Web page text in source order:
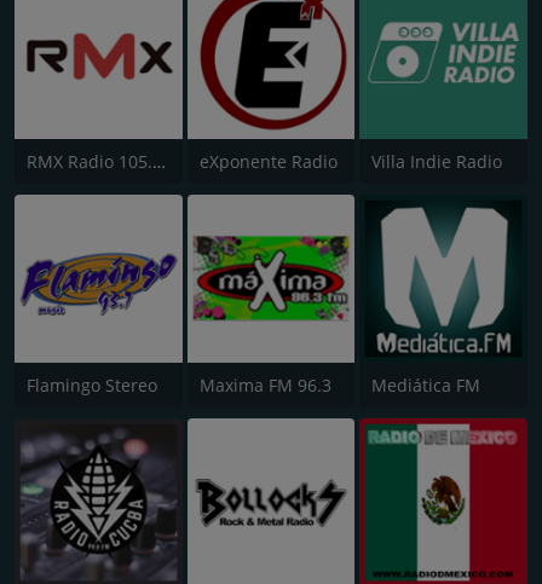
RMX Radio 105.9 FM eXponente Radio Villa Indie Radio
Flamingo Stereo Maxima FM 96.3 Mediática FM